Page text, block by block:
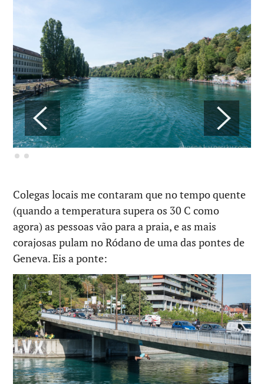
Colegas locais me contaram que no tempo quente
(quando a temperatura supera os 30 C como
agora) as pessoas vão para a praia, e as mais
corajosas pulam no Ródano de uma das pontes de
Geneva. Eis a ponte: